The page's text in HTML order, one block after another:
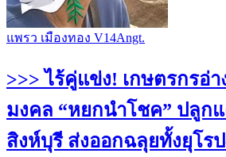
แพรว เมืองทอง V14Angt.
>>> ไร้คู่แข่ง! เกษตรกรอ่
มงคล “หยกนำโชค” ปลูก
สิงห์บุรี ส่งออกฉลุยทั้งยุโรป